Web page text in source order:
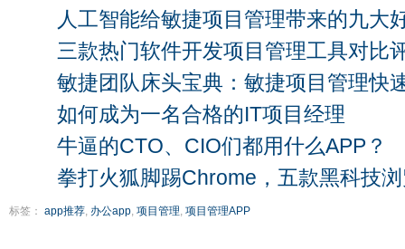
人工智能给敏捷项目管理带来的九大
三款热门软件开发项目管理工具对比
敏捷团队床头宝典：敏捷项目管理快
如何成为一名合格的IT项目经理
牛逼的CTO、CIO们都用什么APP？
拳打火狐脚踢Chrome，五款黑科技
标签： app推荐, 办公app, 项目管理, 项目管理APP